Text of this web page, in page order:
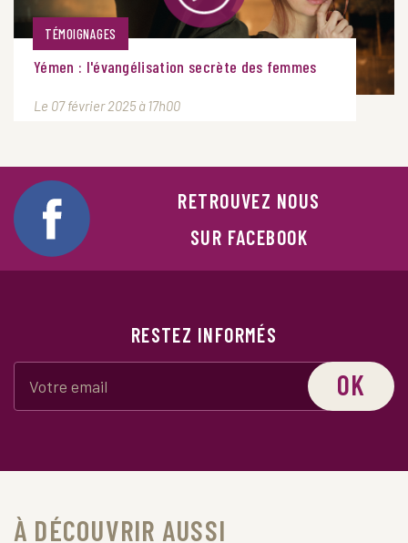
TÉMOIGNAGES
Yémen : l'évangélisation secrète des femmes
Le 07 février 2025 à 17h00
RETROUVEZ NOUS
SUR FACEBOOK
RESTEZ INFORMÉS
OK
À DÉCOUVRIR AUSSI